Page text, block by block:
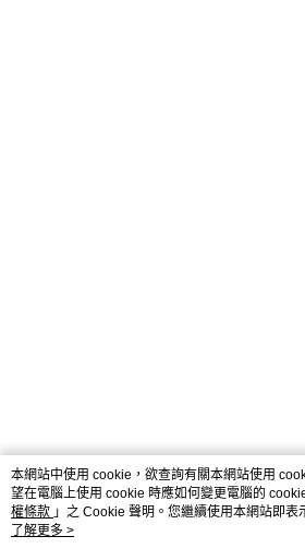
本網站中使用 cookie，欲查詢有關本網站使用
望在電腦上使用 cookie 時應如何變更電腦的
權條款 」之 Cookie 聲明。您繼續使用本網站即表
用條款之 Cookie 聲明使用 cookie。
了解更多 >